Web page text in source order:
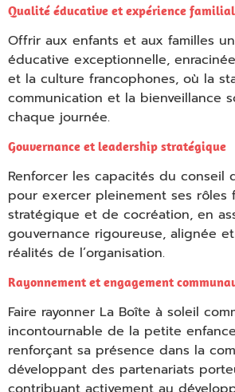
Qualité éducative et expérience
Offrir aux enfants et aux familles
éducative exceptionnelle,
et la culture francophones, où la
communication et la bienveillance
chaque journée.
Gouvernance et leadership stratégique
Renforcer les capacités du conseil
pour exercer pleinement ses rôles
stratégique et de cocréation, en
gouvernance rigoureuse, alignée
réalités de l’organisation.
Rayonnement et engagement
Faire rayonner La Boîte à soleil
incontournable de la petite
renforçant sa présence dans la
développant des partenariats